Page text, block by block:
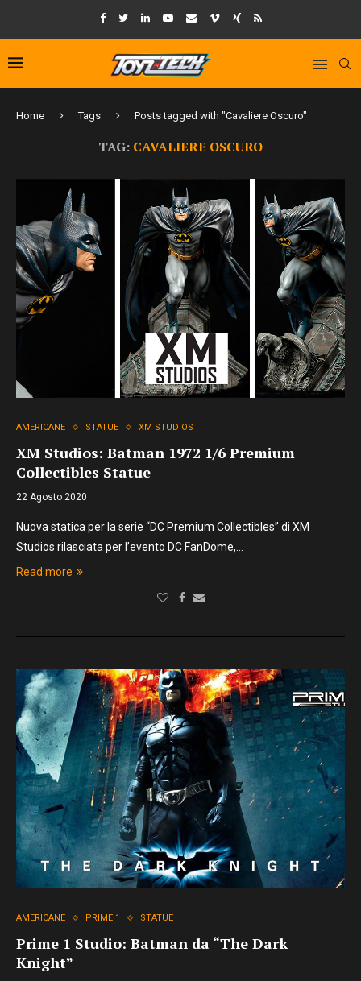
Home Tags Posts tagged with "Cavaliere Oscuro"
TAG: CAVALIERE OSCURO
AMERICANE STATUE XM STUDIOS
XM Studios: Batman 1972 1/6 Premium
Collectibles Statue
22 Agosto 2020
Nuova statica per la serie “DC Premium Collectibles” di XM
Studios rilasciata per l’evento DC FanDome,…
Read more
AMERICANE PRIME 1 STATUE
Prime 1 Studio: Batman da “The Dark
Knight”